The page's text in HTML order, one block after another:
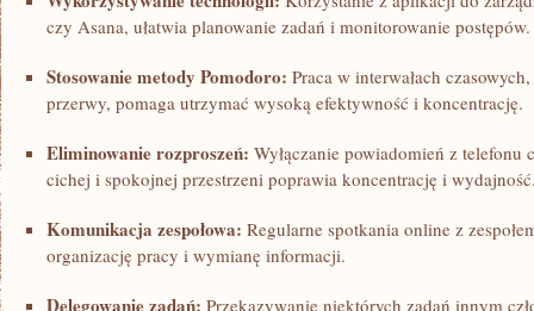
czy Asana,⁤ ułatwia planowanie ⁤zadań i monitorowanie postępów.
Stosowanie metody Pomodoro: Praca w interwałach
przerwy, ‍pomaga utrzymać wysoką efektywność i ⁣koncentrację.
Eliminowanie rozproszeń: ‍Wyłączanie powiadomień z
cichej i spokojnej ⁢przestrzeni poprawia koncentrację i
Komunikacja zespołowa: Regularne spotkania online z
organizację pracy i‍ wymianę informacji.
Delegowanie zadań: Przekazywanie niektórych⁣ zadań innym